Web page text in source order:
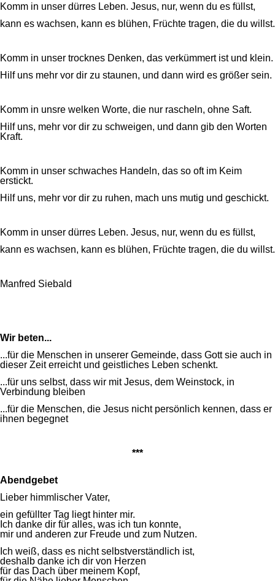
Komm in unser dürres Leben. Jesus, nur, wenn du es füllst,
kann es wachsen, kann es blühen, Früchte tragen, die du willst.
Komm in unser trocknes Denken, das verkümmert ist und klein.
Hilf uns mehr vor dir zu staunen, und dann wird es größer sein.
Komm in unsre welken Worte, die nur rascheln, ohne Saft.
Hilf uns, mehr vor dir zu schweigen, und dann gib den Worten
Kraft.
Komm in unser schwaches Handeln, das so oft im Keim
erstickt.
Hilf uns, mehr vor dir zu ruhen, mach uns mutig und geschickt.
Komm in unser dürres Leben. Jesus, nur, wenn du es füllst,
kann es wachsen, kann es blühen, Früchte tragen, die du willst.
Manfred Siebald
Wir beten...
...für die Menschen in unserer Gemeinde, dass Gott sie auch in
dieser Zeit erreicht und geistliches Leben schenkt.
...für uns selbst, dass wir mit Jesus, dem Weinstock, in
Verbindung bleiben
...für die Menschen, die Jesus nicht persönlich kennen, dass er
ihnen begegnet
***
Abendgebet
Lieber himmlischer Vater,
ein gefüllter Tag liegt hinter mir.
Ich danke dir für alles, was ich tun konnte,
mir und anderen zur Freude und zum Nutzen.
Ich weiß, dass es nicht selbstverständlich ist,
deshalb danke ich dir von Herzen
für das Dach über meinem Kopf,